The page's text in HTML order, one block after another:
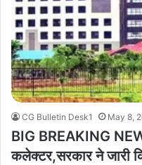
CG Bulletin Desk1 May 8,
BIG BREAKING
कलेक्टर,सरकार ने जारी